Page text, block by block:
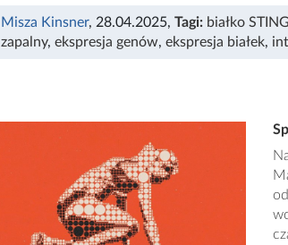
Misza Kinsner, 28.04.2025, Tagi: białko STING
zapalny, ekspresja genów, ekspresja białek,